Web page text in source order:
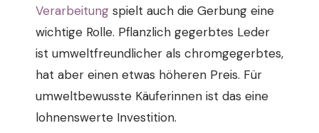
Verarbeitung spielt auch die Gerbung eine
wichtige Rolle. Pflanzlich gegerbtes Leder
ist umweltfreundlicher als chromgegerbtes,
hat aber einen etwas höheren Preis. Für
umweltbewusste Käuferinnen ist das eine
lohnenswerte Investition.